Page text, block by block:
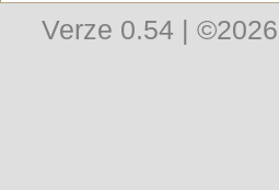
Verze 0.54 | ©2026